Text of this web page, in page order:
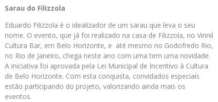
Sarau do Filizzola
Eduardo Filizzola é o idealizador de um sarau que leva o seu
nome. O evento, que já foi realizado na casa de Filizzola, no Vinnil
Cultura Bar, em Belo Horizonte, e até mesmo no Godofredo Rio,
no Rio de Janeiro, chega neste ano com uma tem uma novidade.
A iniciativa foi aprovada pela Lei Municipal de Incentivo à Cultura
de Belo Horizonte. Com esta conquista, convidados especiais
estão participando do projeto, valorizando ainda mais os
eventos.